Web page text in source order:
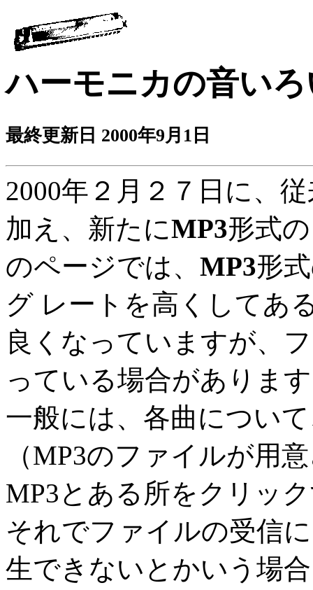
ハーモニカの音い
最終更新日 2000年9月1日
2000年２月２７日に、
加え、新たにMP3形式
のページでは、 MP3形
グ レートを高くしてあ
良くなっていますが、
っている場合がありま
一般には、各曲につい
（MP3のファイルが用
MP3とある所をクリッ
それでファイルの受信
生できないとかいう場